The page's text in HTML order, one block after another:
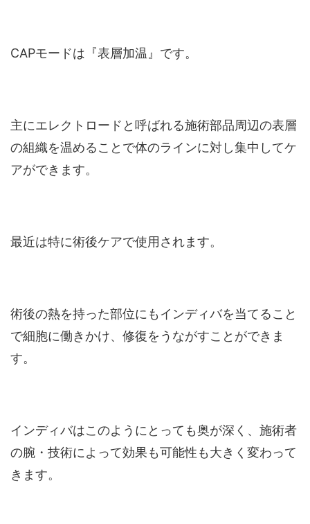
CAPモードは『表層加温』です。
主にエレクトロードと呼ばれる施術部品周辺の表層
の組織を温めることで体のラインに対し集中してケ
アができます。
最近は特に術後ケアで使用されます。
術後の熱を持った部位にもインディバを当てること
で細胞に働きかけ、修復をうながすことができま
す。
インディバはこのようにとっても奥が深く、施術者
の腕・技術によって効果も可能性も大きく変わって
きます。